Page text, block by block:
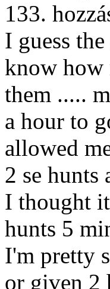
133.
I guess
know how
them .....
a hour to
allowed
2 se hunts
I thought
hunts 5
I'm pretty
or given 2